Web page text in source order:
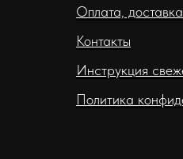
Оплата,
Контакты
Инструкция
Политика